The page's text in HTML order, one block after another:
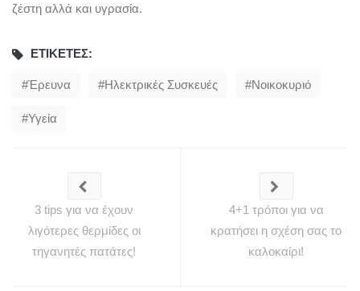
ζέστη αλλά και υγρασία.
ΕΤΙΚΈΤΕΣ:
Έρευνα Ηλεκτρικές Συσκευές Νοικοκυριό
Υγεία
3 tips για να έχουν
λιγότερες θερμίδες οι
τηγανητές πατάτες!
4+1 τρόποι για να
κρατήσει η σχέση σας το
καλοκαίρι!